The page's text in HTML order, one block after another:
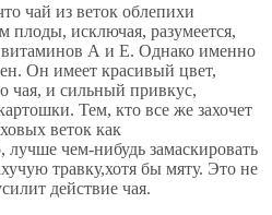
чай из веток облепихи
плоды, исключая, разумеется,
А и Е. Однако именно
Он имеет красивый цвет,
чая, и сильный привкус,
Тем, кто все же захочет
веток как
чем-нибудь замаскировать
травку,хотя бы мяту. Это не
действие чая.